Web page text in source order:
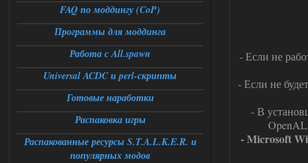
- Если не
- Если не
- В
- Microsoft
Stalker-Mods-Clan-su
Доступно только для пользователей
Ответить ➤
06.08.2026
Universal Teleport v2.0
DEDULYA-1967
Поставил на чистый сталкер
10006, сразу
вылет [error]Arguments :
FAQ по моддингу (CoP)
Программы для моддинга
Работа с All.spawn
Universal ACDC и perl-скрипты
Готовые наработки
Распаковка игры
Распакованные ресурсы S.T.A.L.K.E.R. и
популярных модов